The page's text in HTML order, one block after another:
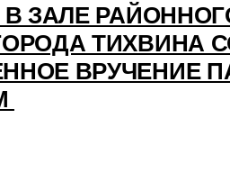
В ЗАЛЕ
ТИХВИНА
ВРУЧЕНИЕ